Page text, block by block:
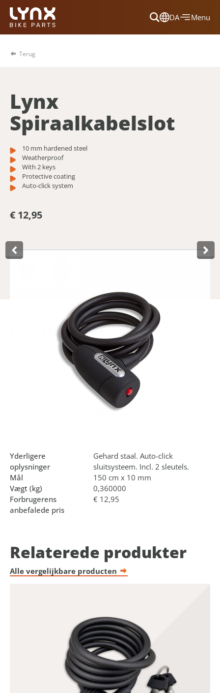
DA
Dansk
Menu
Terug
Lynx
Spiraalkabelslot
10 mm hardened steel
Weatherproof
With 2 keys
Protective coating
Auto-click system
€ 12,95
Product­omschrijving
Lynx coil cable lock with protective coating. Made of 10
mm hardened steel and the cable lock is weather resistant.
Length 150 cm. It will be delivered with 3 keys. This lock
has the auto-click system. On hanging card.
Specificaties
Yderligere
oplysninger
Gehard staal. Auto-click
sluitsysteem. Incl. 2 sleutels.
Mål
150 cm x 10 mm
Vægt (kg)
0,360000
Forbrugerens
anbefalede pris
€ 12,95
Relaterede produkter
Alle vergelijkbare producten